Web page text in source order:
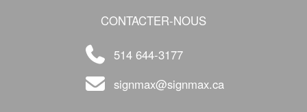
CONTACTER-NOUS
514 644-3177
signmax@signmax.ca